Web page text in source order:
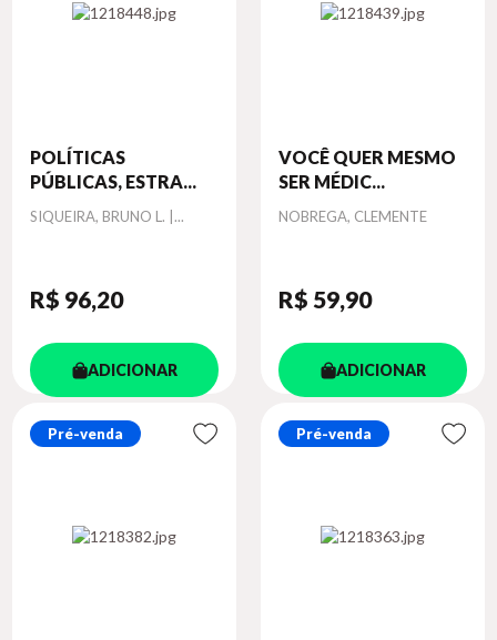
POLÍTICAS
PÚBLICAS, ESTRA...
Autor
SIQUEIRA, BRUNO L. |...
R$ 96,20
ADICIONAR
VOCÊ QUER MESMO
SER MÉDIC...
Autor
NOBREGA, CLEMENTE
R$ 59,90
ADICIONAR
Pré-venda Pré-venda